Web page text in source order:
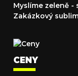
Myslíme zeleně
Zakázkový
CENY